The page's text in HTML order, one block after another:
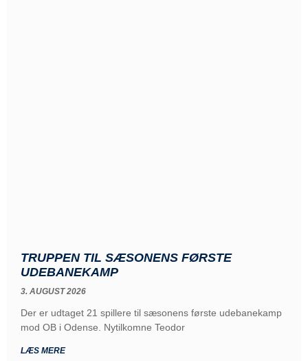
TRUPPEN TIL SÆSONENS FØRSTE
UDEBANEKAMP
3. AUGUST 2026
Der er udtaget 21 spillere til sæsonens første udebanekamp
mod OB i Odense. Nytilkomne Teodor
LÆS MERE